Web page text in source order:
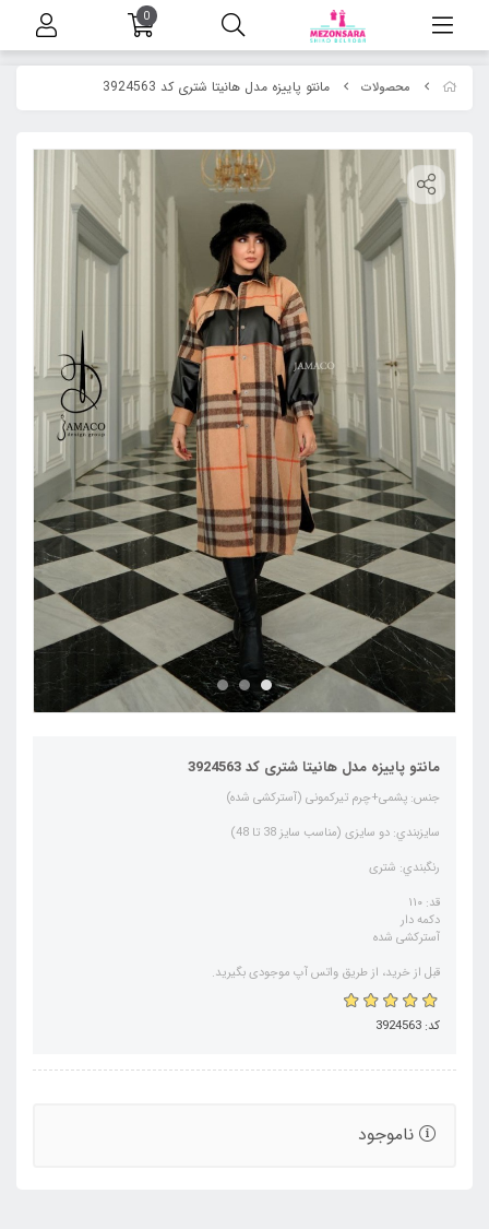
محصولات مانتو پاییزه مدل هانیتا شتری کد 3924563
مانتو پاییزه مدل هانیتا شتری کد 3924563
جنس: پشمی+چرم تیرکمونی (آسترکشی شده)
سايزبندي: دو سایزی (مناسب سایز 38 تا 48)
رنگبندي: شتری
قد: ۱۱۰
دکمه دار
آسترکشی شده
قبل از خرید، از طریق واتس آپ موجودی بگیرید.
کد: 3924563
ناموجود
0